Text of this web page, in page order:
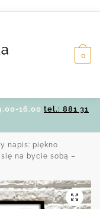
0
16.00 tel.: 881 31
napis: piękno
na bycie sobą –